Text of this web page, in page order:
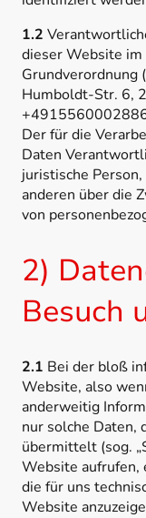
1.2
dieser Website im
Grundverordnung
Humboldt-Str. 6,
Der für die
Daten
juristische
anderen über die
von
2)
Besuch
2.1 Bei der bloß
Website, also
anderweitig
nur solche Daten,
übermittelt (sog.
Website aufrufen,
die für uns
Website